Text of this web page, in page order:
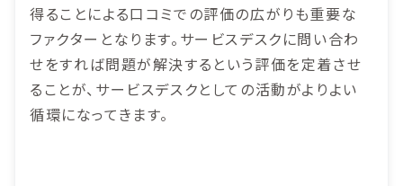
得ることによる口コミでの評価の広がりも重要な
ファクターとなります。サービスデスクに問い合わ
せをすれば問題が解決するという評価を定着させ
ることが、サービスデスクとしての活動がよりよい
循環になってきます。